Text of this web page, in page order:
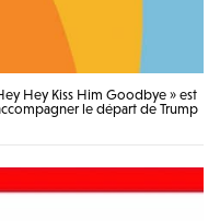
Hey Kiss Him Goodbye » est
le départ de Trump